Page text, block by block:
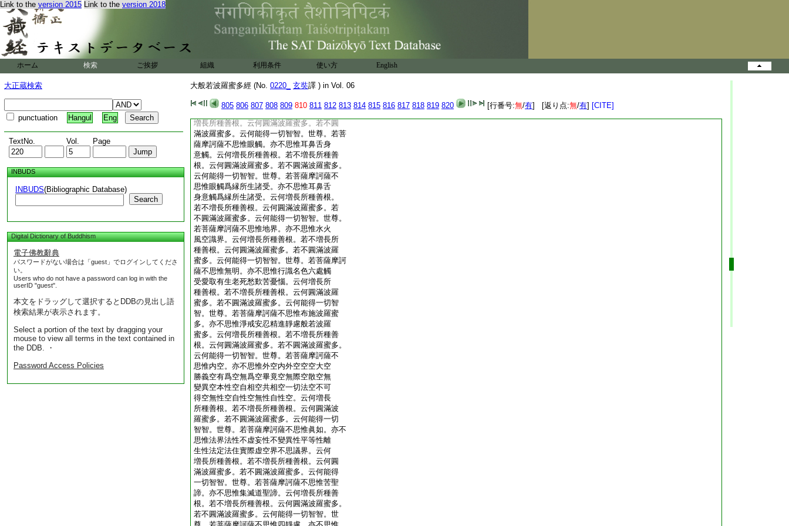
Link to the version 2015 Link to the version 2018
ホーム 検索 ご挨拶 組織 利用条件 使い方 English
大正蔵検索
punctuation Hangul Eng
TextNo. Vol. Page
INBUDS
INBUDS(Bibliographic Database)
Search
Digital Dictionary of Buddhism
電子佛教辭典
パスワードがない場合は「guest」でログインしてくださ
い。
Users who do not have a password can log in with the
userID "guest".
本文をドラッグして選択するとDDBの見出し語
検索結果が表示されます。
Select a portion of the text by dragging your
mouse to view all terms in the text contained in
the DDB. ・
Password Access Policies
大般若波羅蜜多經 (No. 0220_ 玄奘譯 ) in Vol. 06
805 806 807 808 809 810 811 812 813 814 815 816 817 818 819 820 [行番号:無/有] [返り点:無/有] [CITE]
根。云何圓滿波羅蜜多。若不圓滿波羅蜜多。
云何能得一切智智。世尊。若菩薩摩訶薩不
思惟眼界。亦不思惟耳鼻舌身意界。云何増
長所種善根。若不増長所種善根。云何圓滿
波羅蜜多。若不圓滿波羅蜜多。云何能得一
切智智。世尊。若菩薩摩訶薩不思惟色界。
亦不思惟聲香味觸法界。云何増長所種善
根。若不増長所種善根。云何圓滿波羅蜜多。
若不圓滿波羅蜜多。云何能得一切智智。世
尊。若菩薩摩訶薩不思惟眼識界。亦不思惟
増長所種善根。云何圓滿波羅蜜多。若不圓
滿波羅蜜多。云何能得一切智智。世尊。若菩
薩摩訶薩不思惟眼觸。亦不思惟耳鼻舌身
意觸。云何増長所種善根。若不増長所種善
根。云何圓滿波羅蜜多。若不圓滿波羅蜜多。
云何能得一切智智。世尊。若菩薩摩訶薩不
思惟眼觸爲縁所生諸受。亦不思惟耳鼻舌
身意觸爲縁所生諸受。云何増長所種善根。
若不増長所種善根。云何圓滿波羅蜜多。若
不圓滿波羅蜜多。云何能得一切智智。世尊。
若菩薩摩訶薩不思惟地界。亦不思惟水火
風空識界。云何増長所種善根。若不増長所
種善根。云何圓滿波羅蜜多。若不圓滿波羅
蜜多。云何能得一切智智。世尊。若菩薩摩訶
薩不思惟無明。亦不思惟行識名色六處觸
受愛取有生老死愁歎苦憂惱。云何増長所
種善根。若不増長所種善根。云何圓滿波羅
蜜多。若不圓滿波羅蜜多。云何能得一切智
智。世尊。若菩薩摩訶薩不思惟布施波羅蜜
多。亦不思惟淨戒安忍精進靜慮般若波羅
蜜多。云何増長所種善根。若不増長所種善
根。云何圓滿波羅蜜多。若不圓滿波羅蜜多。
云何能得一切智智。世尊。若菩薩摩訶薩不
思惟内空。亦不思惟外空内外空空空大空
勝義空有爲空無爲空畢竟空無際空散空無
變異空本性空自相空共相空一切法空不可
得空無性空自性空無性自性空。云何増長
所種善根。若不増長所種善根。云何圓滿波
羅蜜多。若不圓滿波羅蜜多。云何能得一切
智智。世尊。若菩薩摩訶薩不思惟眞如。亦不
思惟法界法性不虚妄性不變異性平等性離
生性法定法住實際虚空界不思議界。云何
増長所種善根。若不増長所種善根。云何圓
滿波羅蜜多。若不圓滿波羅蜜多。云何能得
一切智智。世尊。若菩薩摩訶薩不思惟苦聖
諦。亦不思惟集滅道聖諦。云何増長所種善
根。若不増長所種善根。云何圓滿波羅蜜多。
若不圓滿波羅蜜多。云何能得一切智智。世